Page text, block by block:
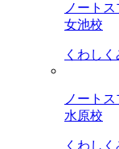
ノート
女池校
くわしく
ノート
水原校
くわしく